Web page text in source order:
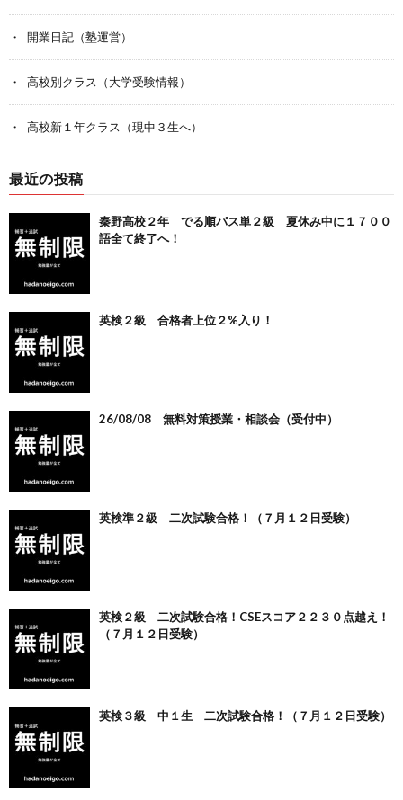
開業日記（塾運営）
高校別クラス（大学受験情報）
高校新１年クラス（現中３生へ）
最近の投稿
秦野高校２年 でる順パス単２級 夏休み中に１７００
語全て終了へ！
英検２級 合格者上位２%入り！
26/08/08 無料対策授業・相談会（受付中）
英検準２級 二次試験合格！（７月１２日受験）
英検２級 二次試験合格！CSEスコア２２３０点越え！
（７月１２日受験）
英検３級 中１生 二次試験合格！（７月１２日受験）